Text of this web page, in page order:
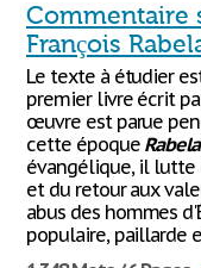
Commentaire
François
Le texte à étudier
premier livre écrit
œuvre est parue
cette époque
évangélique, il lutte
et du retour aux
abus des hommes
populaire, paillarde